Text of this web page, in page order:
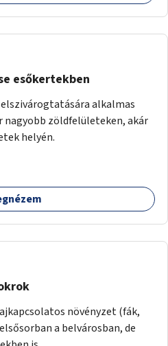
esőkertekben
alkalmas
zöldfelületeken, akár
helyén.
növényzet (fák,
a belvárosban, de